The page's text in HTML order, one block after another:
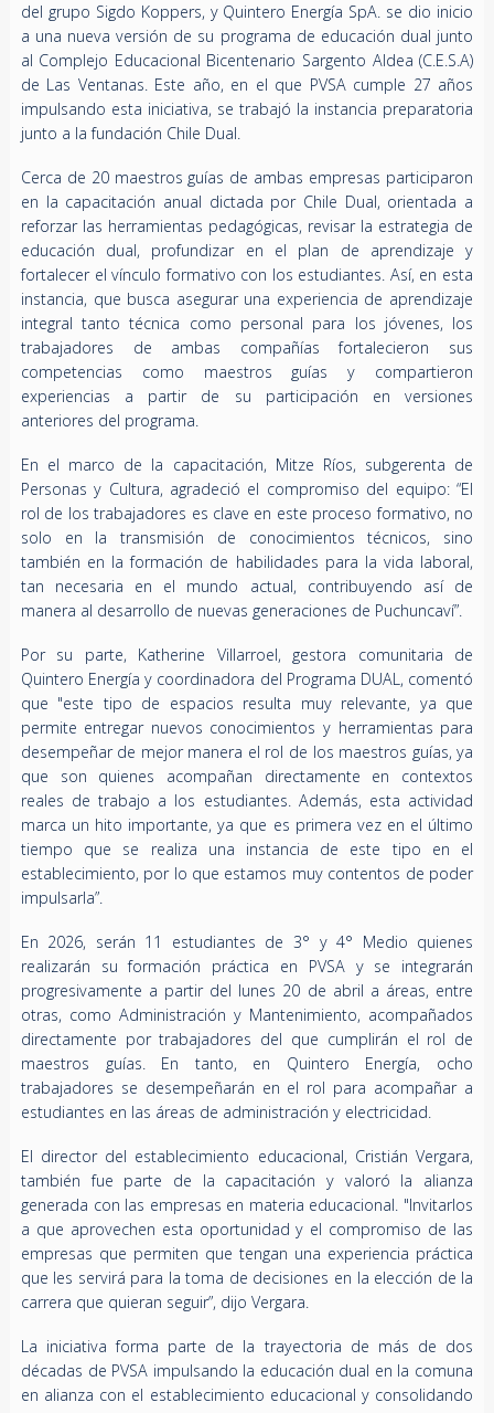
del grupo Sigdo Koppers, y Quintero Energía SpA. se dio inicio
a una nueva versión de su programa de educación dual junto
al Complejo Educacional Bicentenario Sargento Aldea (C.E.S.A)
de Las Ventanas. Este año, en el que PVSA cumple 27 años
impulsando esta iniciativa, se trabajó la instancia preparatoria
junto a la fundación Chile Dual.
Cerca de 20 maestros guías de ambas empresas participaron
en la capacitación anual dictada por Chile Dual, orientada a
reforzar las herramientas pedagógicas, revisar la estrategia de
educación dual, profundizar en el plan de aprendizaje y
fortalecer el vínculo formativo con los estudiantes. Así, en esta
instancia, que busca asegurar una experiencia de aprendizaje
integral tanto técnica como personal para los jóvenes, los
trabajadores de ambas compañías fortalecieron sus
competencias como maestros guías y compartieron
experiencias a partir de su participación en versiones
anteriores del programa.
En el marco de la capacitación, Mitze Ríos, subgerenta de
Personas y Cultura, agradeció el compromiso del equipo: “El
rol de los trabajadores es clave en este proceso formativo, no
solo en la transmisión de conocimientos técnicos, sino
también en la formación de habilidades para la vida laboral,
tan necesaria en el mundo actual, contribuyendo así de
manera al desarrollo de nuevas generaciones de Puchuncaví”.
Por su parte, Katherine Villarroel, gestora comunitaria de
Quintero Energía y coordinadora del Programa DUAL, comentó
que "este tipo de espacios resulta muy relevante, ya que
permite entregar nuevos conocimientos y herramientas para
desempeñar de mejor manera el rol de los maestros guías, ya
que son quienes acompañan directamente en contextos
reales de trabajo a los estudiantes. Además, esta actividad
marca un hito importante, ya que es primera vez en el último
tiempo que se realiza una instancia de este tipo en el
establecimiento, por lo que estamos muy contentos de poder
impulsarla”.
En 2026, serán 11 estudiantes de 3° y 4° Medio quienes
realizarán su formación práctica en PVSA y se integrarán
progresivamente a partir del lunes 20 de abril a áreas, entre
otras, como Administración y Mantenimiento, acompañados
directamente por trabajadores del que cumplirán el rol de
maestros guías. En tanto, en Quintero Energía, ocho
trabajadores se desempeñarán en el rol para acompañar a
estudiantes en las áreas de administración y electricidad.
El director del establecimiento educacional, Cristián Vergara,
también fue parte de la capacitación y valoró la alianza
generada con las empresas en materia educacional. "Invitarlos
a que aprovechen esta oportunidad y el compromiso de las
empresas que permiten que tengan una experiencia práctica
que les servirá para la toma de decisiones en la elección de la
carrera que quieran seguir”, dijo Vergara.
La iniciativa forma parte de la trayectoria de más de dos
décadas de PVSA impulsando la educación dual en la comuna
en alianza con el establecimiento educacional y consolidando